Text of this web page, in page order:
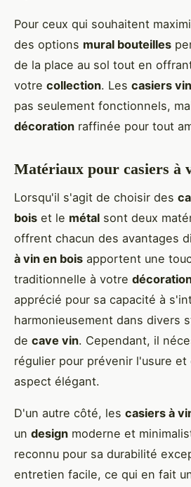
Pour ceux qui souhaitent
des options mural bouteilles
de la place au sol tout en
votre collection. Les casiers vin
pas seulement fonctionnels,
décoration raffinée pour tout
Matériaux pour casiers à
Lorsqu'il s'agit de choisir des
bois et le métal sont deux
offrent chacun des avantages
à vin en bois apportent une
traditionnelle à votre
apprécié pour sa capacité à
harmonieusement dans divers
de cave vin. Cependant, il
régulier pour prévenir l'usure
aspect élégant.
D'un autre côté, les casiers à
un design moderne et
reconnu pour sa durabilité
entretien facile, ce qui en fait